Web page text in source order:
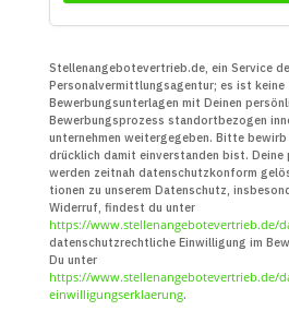
Stellenangebotevertrieb.de, ein Service
Personal­vermittlungs­agentur; es ist
Bewerbungs­unter­lagen mit Deinen
Bewerbungs­prozess standort­bezogen
unter­nehmen weiter­gegeben. Bitte
drücklich damit ein­verstanden bist. Deine
werden zeitnah daten­schutz­konform
tionen zu unserem Daten­schutz,
Widerruf, findest du unter
https://www.stellenangebotevertrieb.de/
daten­schutz­recht­liche Ein­willigung im
Du unter
https://www.stellenangebotevertrieb.de/
einwilligungserklaerung.